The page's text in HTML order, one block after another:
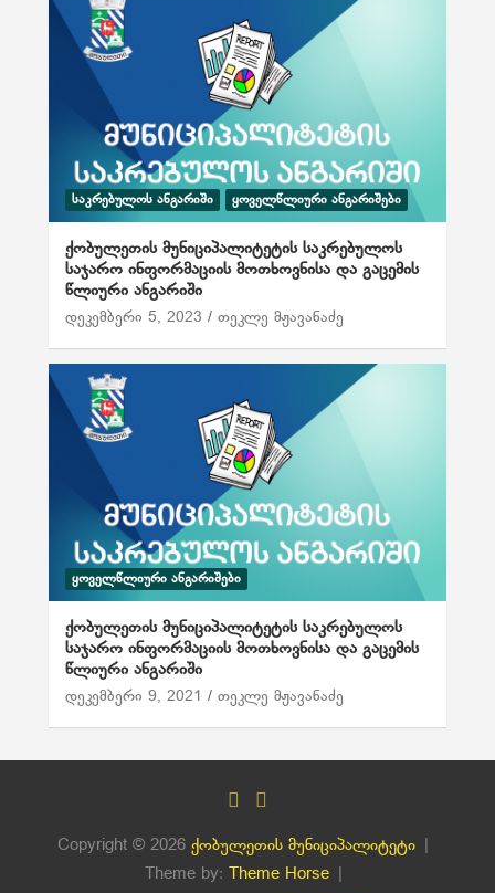
ᲡᲐᲙᲠᲔᲑᲣᲚᲝᲡ ᲐᲜᲒᲐᲠᲘᲨᲘ ᲧᲝᲕᲔᲚᲬᲚᲘᲣᲠᲘ ᲐᲜᲒᲐᲠᲘᲨᲔᲑᲘ
ქობულეთის მუნიციპალიტეტის საკრებულოს
საჯარო ინფორმაციის მოთხოვნისა და გაცემის
წლიური ანგარიში
დეკემბერი 5, 2023 თეკლე მჟავანაძე
ᲧᲝᲕᲔᲚᲬᲚᲘᲣᲠᲘ ᲐᲜᲒᲐᲠᲘᲨᲔᲑᲘ
ქობულეთის მუნიციპალიტეტის საკრებულოს
საჯარო ინფორმაციის მოთხოვნისა და გაცემის
წლიური ანგარიში
დეკემბერი 9, 2021 თეკლე მჟავანაძე
Copyright © 2026 ქობულეთის მუნიციპალიტეტი
Theme by: Theme Horse